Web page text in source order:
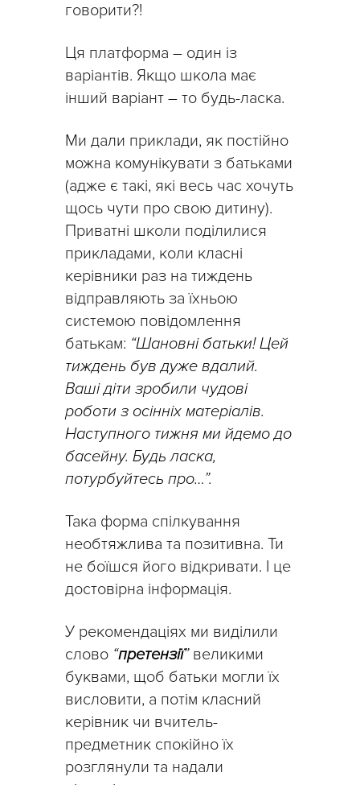
говорити?!
Ця платформа – один із
варіантів. Якщо школа має
інший варіант – то будь-ласка.
Ми дали приклади, як постійно
можна комунікувати з батьками
(адже є такі, які весь час хочуть
щось чути про свою дитину).
Приватні школи поділилися
прикладами, коли класні
керівники раз на тиждень
відправляють за їхньою
системою повідомлення
батькам: “Шановні батьки! Цей
тиждень був дуже вдалий.
Ваші діти зробили чудові
роботи з осінніх матеріалів.
Наступного тижня ми йдемо до
басейну. Будь ласка,
потурбуйтесь про…”.
Така форма спілкування
необтяжлива та позитивна. Ти
не боїшся його відкривати. І це
достовірна інформація.
У рекомендаціях ми виділили
слово “претензії”великими
буквами, щоб батьки могли їх
висловити, а потім класний
керівник чи вчитель-
предметник спокійно їх
розглянули та надали